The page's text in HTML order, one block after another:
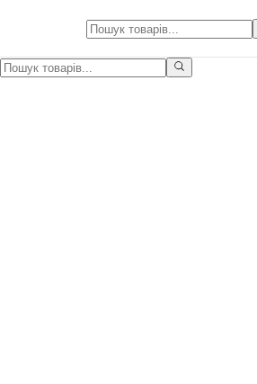
Кофти та светри в
Кофти та светри в Україні на Npati.